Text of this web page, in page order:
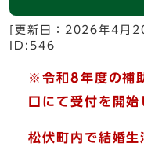
[更新日： 2026年4月
ID:546
※令和8年度の補
口にて受付を開始
松伏町内で結婚生